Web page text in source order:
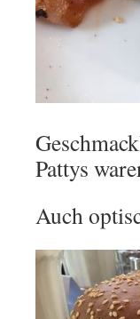
Pattys
Auch